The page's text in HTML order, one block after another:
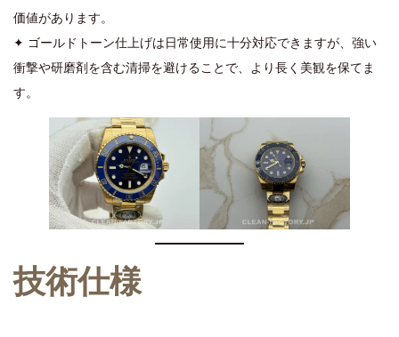
価値があります。
✦ ゴールドトーン仕上げは日常使用に十分対応できますが、強い
衝撃や研磨剤を含む清掃を避けることで、より長く美観を保てま
す。
技術仕様